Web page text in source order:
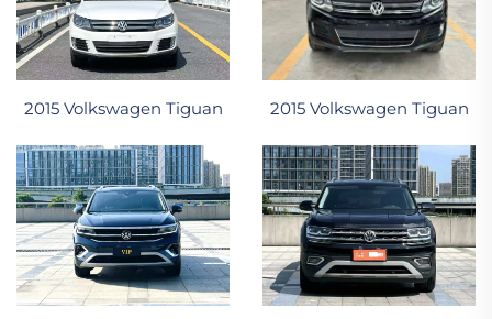
2015 Volkswagen Tiguan 2015 Volkswagen Tiguan